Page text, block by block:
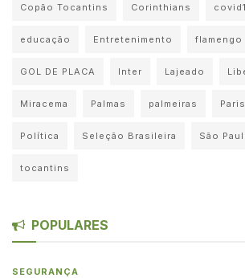
Copão Tocantins Corinthians
educação Entretenimento flamengo
GOL DE PLACA Inter Lajeado
Miracema Palmas palmeiras
Política Seleção Brasileira São
tocantins
POPULARES
SEGURANÇA